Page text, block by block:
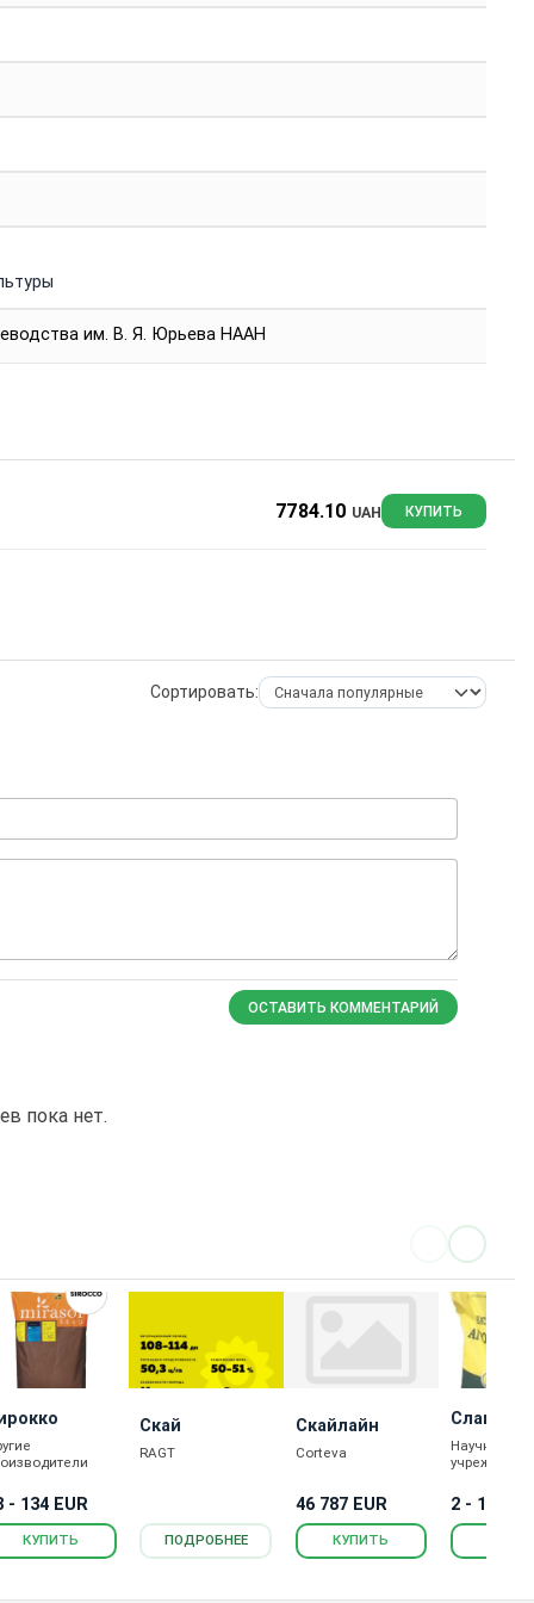
им. В. Я. Юрьева НААН
7784.10 UAH КУПИТЬ
Сортировать:
ОСТАВИТЬ КОММЕНТАРИЙ
пока нет.
- 134 EUR
КУПИТЬ
Скай
RAGT
ПОДРОБНЕЕ
Скайлайн
Corteva
46 787 EUR
КУПИТЬ
Славсон
Научные
учреждения
2 - 167